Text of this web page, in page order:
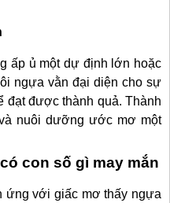
ấp ủ một dự định lớn hoặc
ngựa vằn đại diện cho sự
đạt được thành quả. Thành
nuôi dưỡng ước mơ một
con số gì may mắn
ứng với giấc mơ thấy ngựa